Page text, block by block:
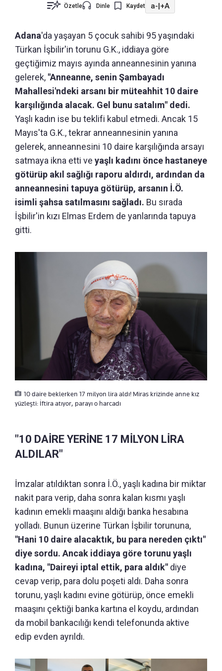
Özetle Dinle Kaydet a-|+A
Adana'da yaşayan 5 çocuk sahibi 95 yaşındaki
Türkan İşbilir'in torunu G.K., iddiaya göre
geçtiğimiz mayıs ayında anneannesinin yanına
gelerek, "Anneanne, senin Şambayadı
Mahallesi'ndeki arsanı bir müteahhit 10 daire
karşılığında alacak. Gel bunu satalım" dedi.
Yaşlı kadın ise bu teklifi kabul etmedi. Ancak 15
Mayıs'ta G.K., tekrar anneannesinin yanına
gelerek, anneannesini 10 daire karşılığında arsayı
satmaya ikna etti ve yaşlı kadını önce hastaneye
götürüp akıl sağlığı raporu aldırdı, ardından da
anneannesini tapuya götürüp, arsanın İ.Ö.
isimli şahsa satılmasını sağladı. Bu sırada
İşbilir'in kızı Elmas Erdem de yanlarında tapuya
gitti.
10 daire beklerken 17 milyon lira aldı! Miras krizinde anne kız
yüzleşti: İftira atıyor, parayı o harcadı
"10 DAİRE YERİNE 17 MİLYON LİRA
ALDILAR"
İmzalar atıldıktan sonra İ.Ö., yaşlı kadına bir miktar
nakit para verip, daha sonra kalan kısmı yaşlı
kadının emekli maaşını aldığı banka hesabına
yolladı. Bunun üzerine Türkan İşbilir torununa,
"Hani 10 daire alacaktık, bu para nereden çıktı"
diye sordu. Ancak iddiaya göre torunu yaşlı
kadına, "Daireyi iptal ettik, para aldık" diye
cevap verip, para dolu poşeti aldı. Daha sonra
torunu, yaşlı kadını evine götürüp, önce emekli
maaşını çektiği banka kartına el koydu, ardından
da mobil bankacılığı kendi telefonunda aktive
edip evden ayrıldı.